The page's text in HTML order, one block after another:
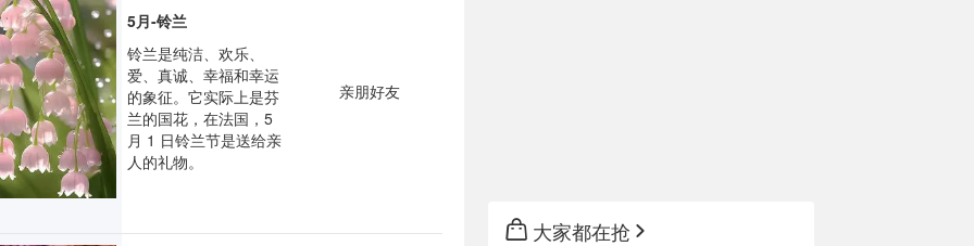
5月-铃兰
铃兰是纯洁、欢乐、
爱、真诚、幸福和幸运
的象征。它实际上是芬
兰的国花，在法国，5
月 1 日铃兰节是送给亲
人的礼物。
亲朋好友
大家都在抢